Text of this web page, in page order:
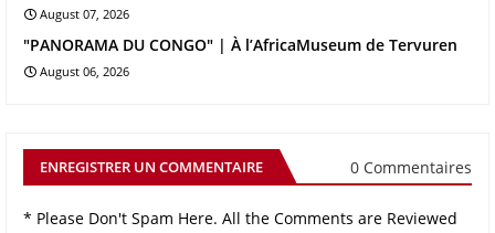
August 07, 2026
"PANORAMA DU CONGO" | À l’AfricaMuseum de Tervuren
August 06, 2026
ENREGISTRER UN COMMENTAIRE 0 Commentaires
* Please Don't Spam Here. All the Comments are Reviewed